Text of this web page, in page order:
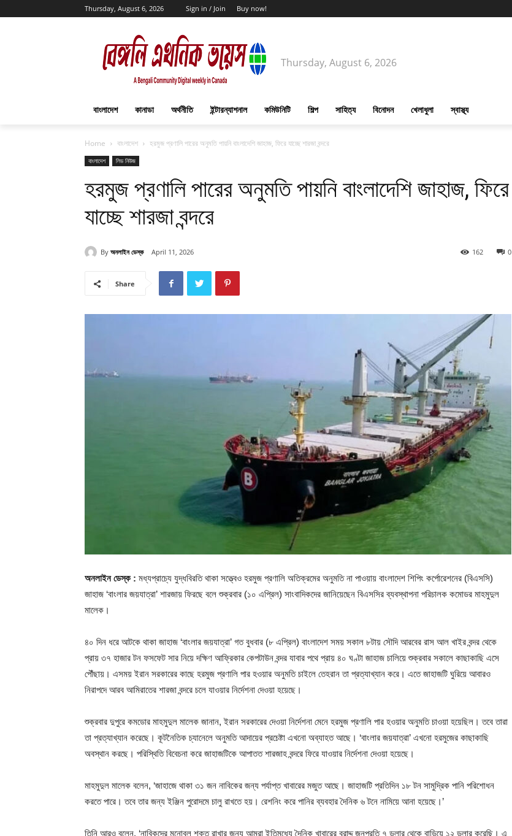
Thursday, August 6, 2026 Sign in / Join Buy now!
Thursday, August 6, 2026
বাংলাদেশ কানাডা অর্থনীতি ইন্টারন্যাশনাল কমিউনিটি শিল্প সাহিত্য বিনোদন খেলাধুলা স্বাস্থ্য
Home বাংলাদেশ হরমুজ প্রণালি পারের অনুমতি পায়নি বাংলাদেশি জাহাজ, ফিরে যাচ্ছে শারজা বন্দরে
বাংলাদেশ লিড নিউজ
হরমুজ প্রণালি পারের অনুমতি পায়নি বাংলাদেশি জাহাজ, ফিরে
যাচ্ছে শারজা বন্দরে
By অনলাইন ডেস্ক April 11, 2026 0
162
Share
অনলাইন ডেস্ক : মধ্যপ্রাচ্যে যুদ্ধবিরতি থাকা সত্ত্বেও হরমুজ প্রণালি অতিক্রমের অনুমতি না পাওয়ায় বাংলাদেশ শিপিং কর্পোরেশনের (বিএসসি)
জাহাজ ‘বাংলার জয়যাত্রা’ শারজায় ফিরছে বলে শুক্রবার (১০ এপ্রিল) সাংবাদিকদের জানিয়েছেন বিএসসির ব্যবস্থাপনা পরিচালক কমোডর মাহমুদুল
মালেক।
৪০ দিন ধরে আটকে থাকা জাহাজ ‘বাংলার জয়যাত্রা’ গত বুধবার (৮ এপ্রিল) বাংলাদেশ সময় সকাল ৮টায় সৌদি আরবের রাস আল খাইর বন্দর থেকে
প্রায় ৩৭ হাজার টন ফসফেট সার নিয়ে দক্ষিণ আফ্রিকার কেপটাউন বন্দর যাবার পথে প্রায় ৪০ ঘণ্টা জাহাজ চালিয়ে শুক্রবার সকালে কাছাকাছি এসে
পৌঁছায়। এসময় ইরান সরকারের কাছে হরমুজ প্রণালি পার হওয়ার অনুমতি চাইলে তেহরান তা প্রত্যাখ্যান করে। এতে জাহাজটি ঘুরিয়ে আবারও
নিরাপদে আরব আমিরাতের শারজা বন্দরে চলে যাওয়ার নির্দেশনা দেওয়া হয়েছে।
শুক্রবার দুপুরে কমডোর মাহমুদুল মালেক জানান, ইরান সরকারের দেওয়া নির্দেশনা মেনে হরমুজ প্রণালি পার হওয়ার অনুমতি চাওয়া হয়েছিল। তবে তারা
তা প্রত্যাখ্যান করেছে। কূটনৈতিক চ্যানেলে অনুমতি আদায়ের প্রচেষ্টা এখনো অব্যাহত আছে। ‘বাংলার জয়যাত্রা’ এখনো হরমুজের কাছাকাছি
অবস্থান করছে। পরিস্থিতি বিবেচনা করে জাহাজটিকে আপাতত শারজাহ বন্দরে ফিরে যাওয়ার নির্দেশনা দেওয়া হয়েছে।
মাহমুদুল মালেক বলেন, ‘জাহাজে থাকা ৩১ জন নাবিকের জন্য পর্যাপ্ত খাবারের মজুত আছে। জাহাজটি প্রতিদিন ১৮ টন সামুদ্রিক পানি পরিশোধন
করতে পারে। তবে তার জন্য ইঞ্জিন পুরোদমে চালু রাখতে হয়। রেশনিং করে পানির ব্যবহার দৈনিক ৬ টনে নামিয়ে আনা হয়েছে।’
তিনি আরও বলেন, ‘নাবিকদের মনোবল শক্ত রাখার জন্য আমরা ইতিমধ্যে দৈনিক খাবারের বরাদ্দ জনপ্রতি ৭ ডলার থেকে বাড়িয়ে ১২ ডলার করেছি। এ